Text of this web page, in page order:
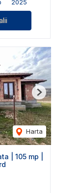
2025
Harta
Next
| 105 mp |